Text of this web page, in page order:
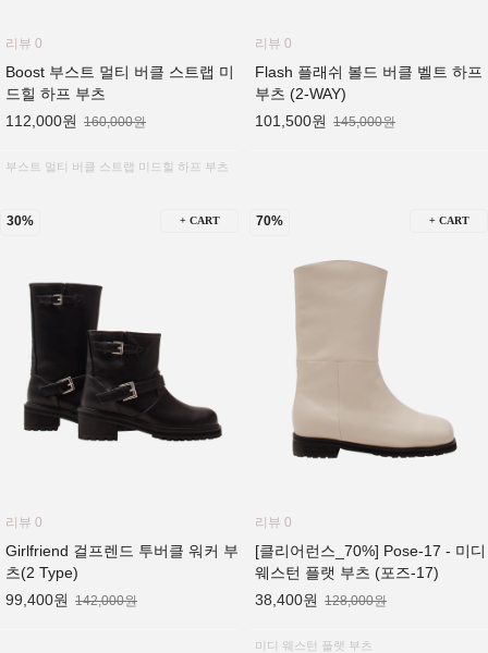
리뷰 0
Boost 부스트 멀티 버클 스트랩 미
드힐 하프 부츠
112,000원 160,000원
부스트 멀티 버클 스트랩 미드힐 하프 부츠
리뷰 0
Flash 플래쉬 볼드 버클 벨트 하프
부츠 (2-WAY)
101,500원 145,000원
30% + CART
리뷰 0
Girlfriend 걸프렌드 투버클 워커 부
츠(2 Type)
99,400원 142,000원
70% + CART
리뷰 0
[클리어런스_70%] Pose-17 - 미디
웨스턴 플랫 부츠 (포즈-17)
38,400원 128,000원
미디 웨스턴 플랫 부츠